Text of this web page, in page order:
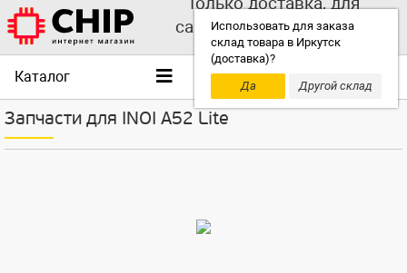
Использовать для заказа
склад товара в Иркутск
(доставка)?
Да
Другой склад
самовывоза выбирайте
другой склад!
Каталог
Запчасти для INOI A52 Lite